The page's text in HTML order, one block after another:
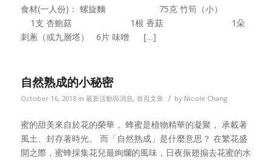
食材(一人份)： 螺旋麵 75克 竹筍（小）
1支 杏鮑菇 1根 香菇 1朵
刺蔥（或九層塔） 6片 味噌 […]
自然熟成的小秘密
October 16, 2018 in 最新活動與消息, 首頁文章 / by Nicole Chang
蜜的甜美來自於花的榮華， 蜂蜜是植物精華的凝聚， 承載著
風土、封存著時光。 而「自然熟成」是什麼意思？ 在繁花盛
開之際，蜜蜂採集花兒最絢爛的風味，日夜振翅搧去花蜜的水